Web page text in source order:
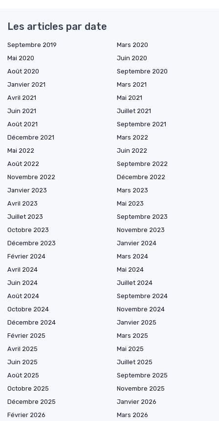
Les articles par date
Septembre 2019
Mars 2020
Mai 2020
Juin 2020
Août 2020
Septembre 2020
Janvier 2021
Mars 2021
Avril 2021
Mai 2021
Juin 2021
Juillet 2021
Août 2021
Septembre 2021
Décembre 2021
Mars 2022
Mai 2022
Juin 2022
Août 2022
Septembre 2022
Novembre 2022
Décembre 2022
Janvier 2023
Mars 2023
Avril 2023
Mai 2023
Juillet 2023
Septembre 2023
Octobre 2023
Novembre 2023
Décembre 2023
Janvier 2024
Février 2024
Mars 2024
Avril 2024
Mai 2024
Juin 2024
Juillet 2024
Août 2024
Septembre 2024
Octobre 2024
Novembre 2024
Décembre 2024
Janvier 2025
Février 2025
Mars 2025
Avril 2025
Mai 2025
Juin 2025
Juillet 2025
Août 2025
Septembre 2025
Octobre 2025
Novembre 2025
Décembre 2025
Janvier 2026
Février 2026
Mars 2026